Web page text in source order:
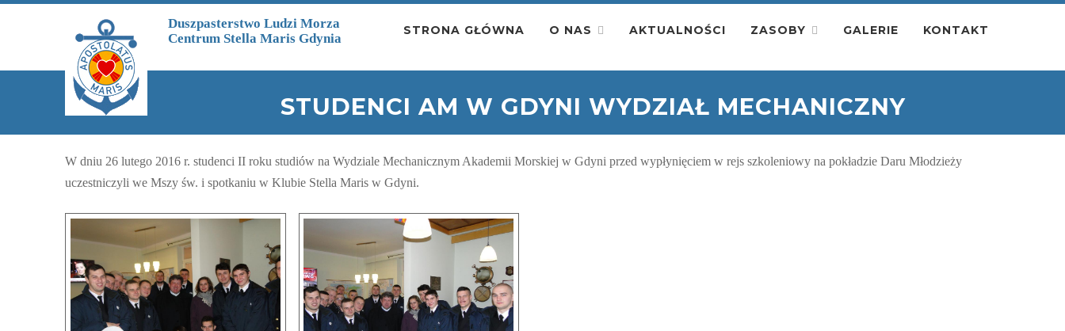
Duszpasterstwo Ludzi Morza
Centrum Stella Maris Gdynia
STRONA GŁÓWNA O NAS AKTUALNOŚCI ZASOBY GALERIE KONTAKT
STUDENCI AM W GDYNI WYDZIAŁ MECHANICZNY
W dniu 26 lutego 2016 r. studenci II roku studiów na Wydziale Mechanicznym Akademii Morskiej w Gdyni przed wypłynięciem w rejs szkoleniowy na pokładzie Daru Młodzieży
uczestniczyli we Mszy św. i spotkaniu w Klubie Stella Maris w Gdyni.